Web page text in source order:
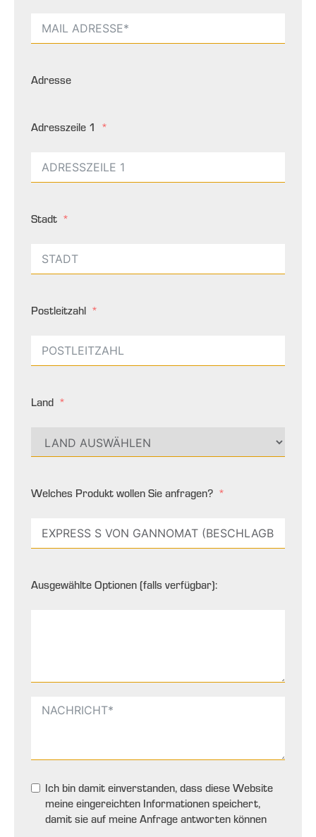
Adresse
Adresszeile 1
Stadt
Postleitzahl
Land
Welches Produkt wollen Sie anfragen?
Ausgewählte Optionen (falls verfügbar):
Ich bin damit einverstanden, dass diese Website
meine eingereichten Informationen speichert,
damit sie auf meine Anfrage antworten können